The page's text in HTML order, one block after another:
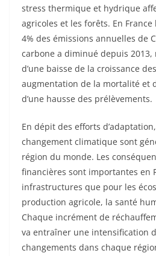
stress thermique et hydrique
agricoles et les forêts. En
4% des émissions annuelles de
carbone a diminué depuis
d’une baisse de la croissance
augmentation de la mortalité et
d’une hausse des prélèvements.
En dépit des efforts
changement climatique sont
région du monde. Les
financières sont importantes en
infrastructures que pour les
production agricole, la santé
Chaque incrément de
va entraîner une intensification
changements dans chaque